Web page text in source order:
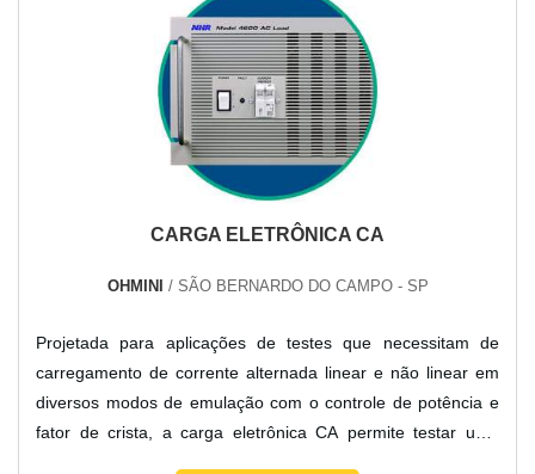
CARGA ELETRÔNICA CA
OHMINI / SÃO BERNARDO DO CAMPO - SP
Projetada para aplicações de testes que necessitam de
carregamento de corrente alternada linear e não linear em
diversos modos de emulação com o controle de potência e
fator de crista, a carga eletrônica CA permite testar uma